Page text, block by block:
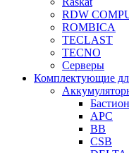
RDW
ROMBICA
TECLAST
TECNO
Серверы
Комплектующие
Бастион
APC
BB
CSB